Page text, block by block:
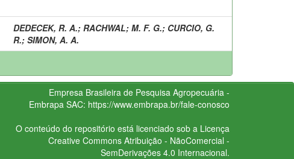
DEDECEK, R. A.; RACHWAL; M. F. G.; CURCIO, G.
R.; SIMON, A. A.
Empresa Brasileira de Pesquisa Agropecuária -
Embrapa SAC: https://www.embrapa.br/fale-conosco
O conteúdo do repositório está licenciado sob a Licença
Creative CommonsAtribuição - NãoComercial -
SemDerivações 4.0 Internacional.